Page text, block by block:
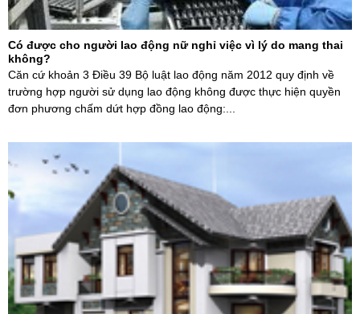
Có được cho người lao động nữ nghỉ việc vì lý do mang thai
không?
Căn cứ khoản 3 Điều 39 Bộ luật lao động năm 2012 quy định về
trường hợp người sử dụng lao động không được thực hiện quyền
đơn phương chấm dứt hợp đồng lao động:...